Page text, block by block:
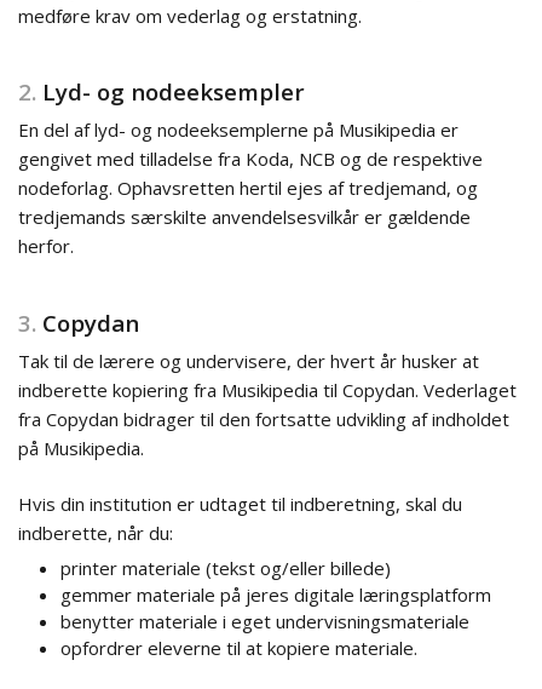
medføre krav om vederlag og erstatning.
2. Lyd- og nodeeksempler
En del af lyd- og nodeeksemplerne på Musikipedia er
gengivet med tilladelse fra Koda, NCB og de respektive
nodeforlag. Ophavsretten hertil ejes af tredjemand, og
tredjemands særskilte anvendelsesvilkår er gældende
herfor.
3. Copydan
Tak til de lærere og undervisere, der hvert år husker at
indberette kopiering fra Musikipedia til Copydan. Vederlaget
fra Copydan bidrager til den fortsatte udvikling af indholdet
på Musikipedia.
Hvis din institution er udtaget til indberetning, skal du
indberette, når du:
printer materiale (tekst og/eller billede)
gemmer materiale på jeres digitale læringsplatform
benytter materiale i eget undervisningsmateriale
opfordrer eleverne til at kopiere materiale.